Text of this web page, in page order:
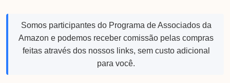
Somos participantes do Programa de Associados da
Amazon e podemos receber comissão pelas compras
feitas através dos nossos links, sem custo adicional
para você.